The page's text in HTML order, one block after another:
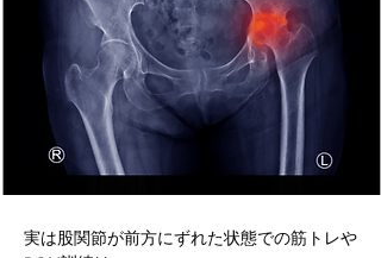
実は股関節が前方にずれた状態での筋トレや